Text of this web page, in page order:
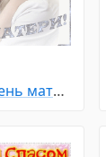
Праздники - День матери